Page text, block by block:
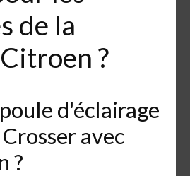
de la
?
d'éclairage
avec
?